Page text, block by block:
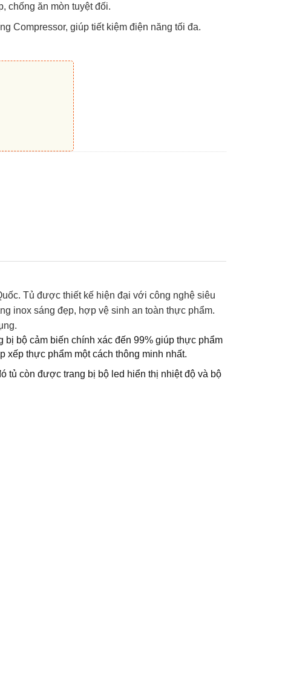
chống ăn mòn tuyệt đối.
Compressor, giúp tiết kiệm điện năng tối đa.
Tủ được thiết kế hiện đại với công nghệ siêu
inox sáng đẹp, hợp vệ sinh an toàn thực phẩm.
bộ cảm biến chính xác đến 99% giúp thực phẩm
xếp thực phẩm một cách thông minh nhất.
tủ còn được trang bị bộ led hiển thị nhiệt độ và bộ